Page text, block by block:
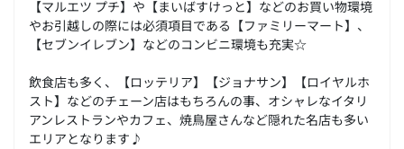
【マルエツ プチ】や【まいばすけっと】などのお買い物環境
やお引越しの際には必須項目である【ファミリーマート】、
【セブンイレブン】などのコンビニ環境も充実☆
飲食店も多く、【ロッテリア】【ジョナサン】【ロイヤルホ
スト】などのチェーン店はもちろんの事、オシャレなイタリ
アンレストランやカフェ、焼鳥屋さんなど隠れた名店も多い
エリアとなります♪